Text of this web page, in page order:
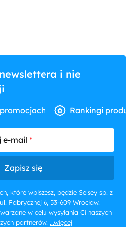
i nie
Rankingi
e-mail
Zapisz się
które wpiszesz, będzie Selsey sp. z
Fabrycznej 6, 53-609 Wrocław.
w celu wysyłania Ci naszych
partnerów. ...więcej